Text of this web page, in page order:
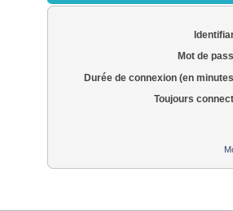
Mot de
Durée de connexion (en
Toujours